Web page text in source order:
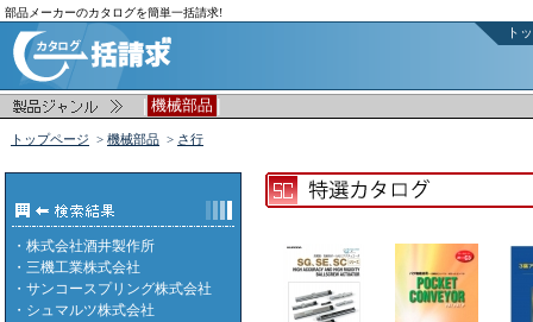
部品メーカーのカタログを簡単一括請求!
ト
| 機械部品 |
トップページ > 機械部品 > さ行
・ 株式会社酒井製作所
・ 三機工業株式会社
・ サンコースプリング株式会社
・ シュマルツ株式会社